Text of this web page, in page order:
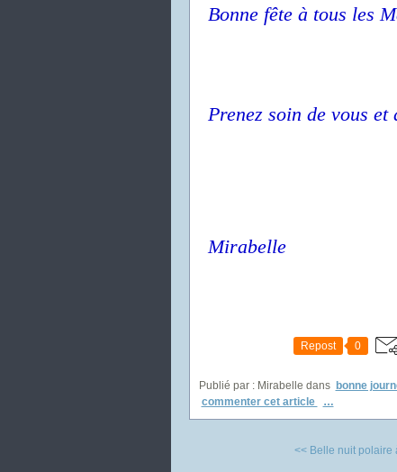
Bonne fête à tous les
Prenez soin de vous et
Mirabelle
Repost 0
Publié par : Mirabelle dans bonne
commenter cet article
…
<< Belle nuit polaire